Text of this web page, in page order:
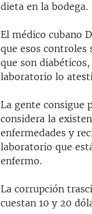
dieta en la bodega.
El médico cubano
que esos controles
que son
laboratorio lo
La gente consigue
considera la
enfermedades y
laboratorio que
enfermo.
La corrupción
cuestan 10 y 20